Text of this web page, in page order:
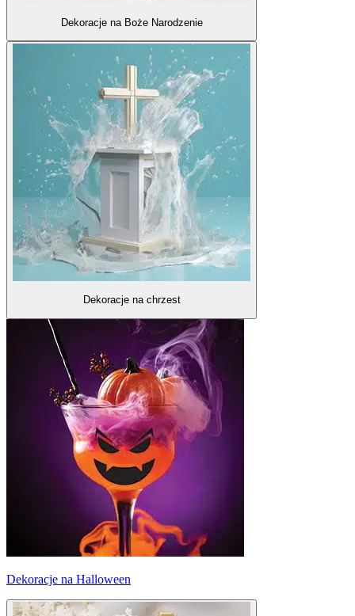
Dekoracje na Boże Narodzenie
Dekoracje na chrzest
Dekoracje na Halloween